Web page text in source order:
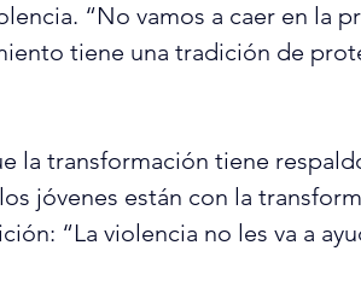
“No vamos a caer en la
tiene una tradición de
la transformación tiene
jóvenes están con la
“La violencia no les va a